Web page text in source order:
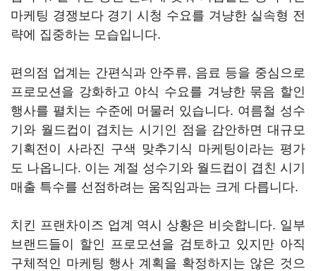
마케팅 경쟁보다 경기 시청 수요를 겨냥한 실속형 전
략에 집중하는 모습입니다.
편의점 업계는 간편식과 안주류, 음료 등을 중심으로
프로모션을 강화하고 야식 수요를 겨냥한 묶음 할인
행사를 펼치는 수준에 머물러 있습니다. 여름철 성수
기와 월드컵이 겹치는 시기인 점을 감안하면 대규모
기획전이 사라진 구색 맞추기식 마케팅이라는 평가
도 나옵니다. 이는 계절 성수기와 월드컵이 겹친 시기
매출 특수를 선점하려는 움직임과는 크게 다릅니다.
치킨 프랜차이즈 업계 역시 상황은 비슷합니다. 일부
브랜드들이 할인 프로모션을 검토하고 있지만 아직
구체적인 마케팅 행사 계획을 확정하지는 않은 것으